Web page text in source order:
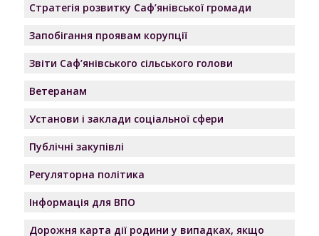
Стратегія розвитку Саф’янівської громади
Запобігання проявам корупції
Звіти Саф’янівського сільського голови
Ветеранам
Установи і заклади соціальної сфери
Публічні закупівлі
Регуляторна політика
Інформація для ВПО
Дорожня карта дії родини у випадках, якщо